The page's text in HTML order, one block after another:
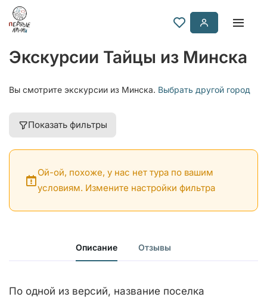
Экскурсии Тайцы из Минска
Вы смотрите экскурсии из Минска. Выбрать другой город
Показать фильтры
Ой-ой, похоже, у нас нет тура по вашим
условиям. Измените настройки фильтра
Описание Отзывы
По одной из версий, название поселка